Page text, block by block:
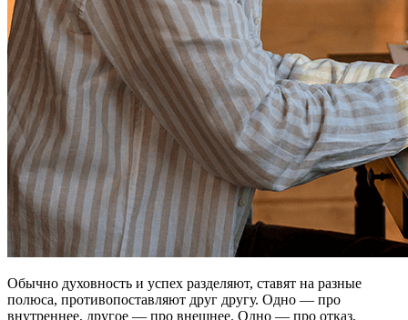
Обычно духовность и успех разделяют, ставят на разные
полюса, противопоставляют друг другу. Одно — про
внутреннее, другое — про внешнее. Одно — про отказ,